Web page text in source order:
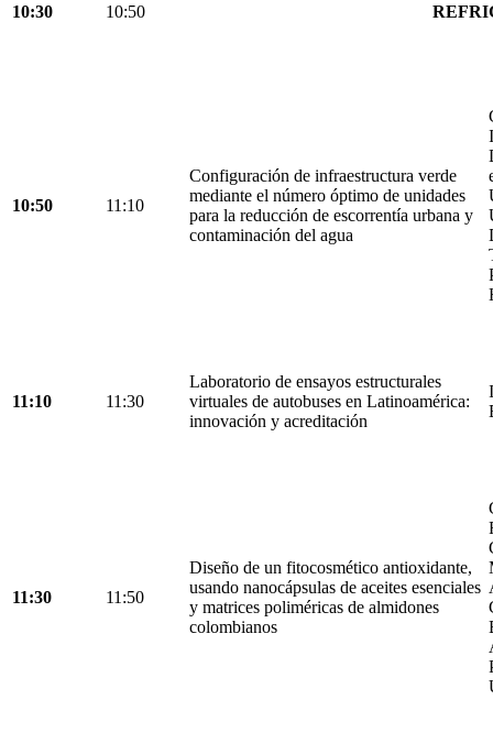
10:30 10:50
10:50 11:10
Configuración de infraestructura verde
mediante el número óptimo de unidades
para la reducción de escorrentía urbana y
contaminación del agua
11:10 11:30
Laboratorio de ensayos estructurales
virtuales de autobuses en Latinoamérica:
innovación y acreditación
11:30 11:50
Diseño de un fitocosmético antioxidante,
usando nanocápsulas de aceites esenciales
y matrices poliméricas de almidones
colombianos